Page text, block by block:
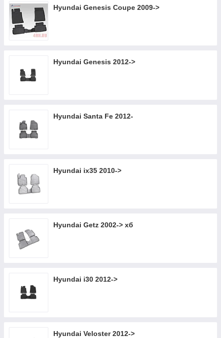
Hyundai Genesis Coupe 2009->
Hyundai Genesis 2012->
Hyundai Santa Fe 2012-
Hyundai ix35 2010->
Hyundai Getz 2002-> хб
Hyundai i30 2012->
Hyundai Veloster 2012->